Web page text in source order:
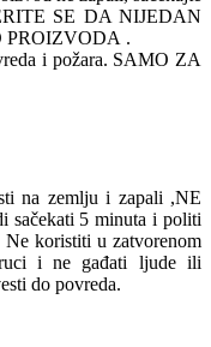
SE DA NIJEDAN
PROIZVODA .
i požara. SAMO ZA
na zemlju i zapali ,NE
sačekati 5 minuta i politi
Ne koristiti u zatvorenom
i ne gađati ljude ili
do povreda.